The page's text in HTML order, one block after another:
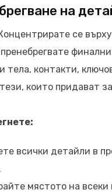
на
се
тела, контакти,
които придават
всички детайли в
мястото на всеки